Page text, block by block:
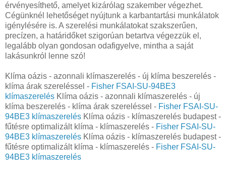
érvényesíthető, amelyet kizárólag szakember végezhet.
Cégünknél lehetőséget nyújtunk a karbantartási munkálatok
igénylésére is. A szerelési munkálatokat szakszerűen,
precízen, a határidőket szigorúan betartva végezzük el,
legalább olyan gondosan odafigyelve, mintha a saját
lakásunkról lenne szó!
Klíma oázis - azonnali klímaszerelés - új klíma beszerelés -
klíma árak szereléssel - Fisher FSAI-SU-94BE3
klímaszerelés Klíma oázis - azonnali klímaszerelés - új
klíma beszerelés - klíma árak szereléssel - Fisher FSAI-SU-
94BE3 klímaszerelés Klíma oázis - klímaszerelés budapest -
fűtésre optimalizált klíma - klímaszerelés - Fisher FSAI-SU-
94BE3 klímaszerelés Klíma oázis - klímaszerelés budapest -
fűtésre optimalizált klíma - klímaszerelés - Fisher FSAI-SU-
94BE3 klímaszerelés